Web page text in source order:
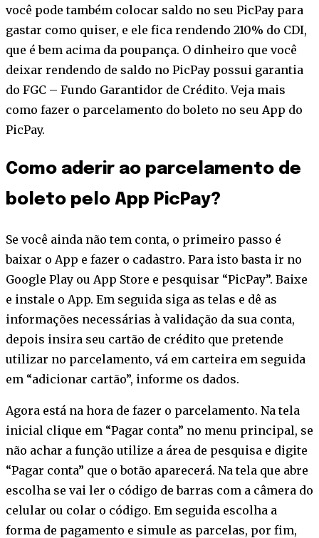
você pode também colocar saldo no seu PicPay para
gastar como quiser, e ele fica rendendo 210% do CDI,
que é bem acima da poupança. O dinheiro que você
deixar rendendo de saldo no PicPay possui garantia
do FGC – Fundo Garantidor de Crédito. Veja mais
como fazer o parcelamento do boleto no seu App do
PicPay.
Como aderir ao parcelamento de
boleto pelo App PicPay?
Se você ainda não tem conta, o primeiro passo é
baixar o App e fazer o cadastro. Para isto basta ir no
Google Play ou App Store e pesquisar “PicPay”. Baixe
e instale o App. Em seguida siga as telas e dê as
informações necessárias à validação da sua conta,
depois insira seu cartão de crédito que pretende
utilizar no parcelamento, vá em carteira em seguida
em “adicionar cartão”, informe os dados.
Agora está na hora de fazer o parcelamento. Na tela
inicial clique em “Pagar conta” no menu principal, se
não achar a função utilize a área de pesquisa e digite
“Pagar conta” que o botão aparecerá. Na tela que abre
escolha se vai ler o código de barras com a câmera do
celular ou colar o código. Em seguida escolha a
forma de pagamento e simule as parcelas, por fim,